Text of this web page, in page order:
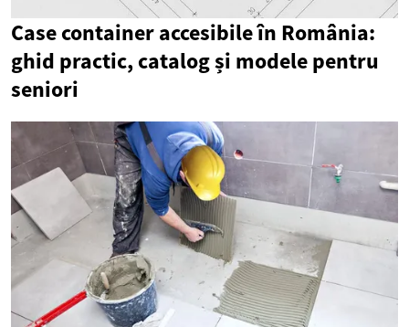
Case container accesibile în România:
ghid practic, catalog și modele pentru
seniori